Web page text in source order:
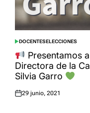
POSTED
IN
DOCENTESELECCIONES
Presentamos
Directora de la
Silvia Garro
Posted
29 junio, 2021